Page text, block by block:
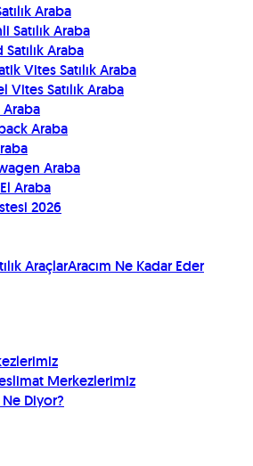
Araba
Satılık Araba
Araba
Vites Satılık Araba
Vites Satılık Araba
Araba
Araba
Araba
Araba
2026
AraçlarAracım Ne Kadar Eder
Merkezlerimiz
Diyor?